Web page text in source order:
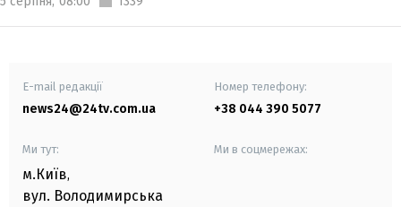
E-mail редакції
news24@24tv.com.ua
Номер телефону:
+38 044 390 5077
Ми тут:
м.Київ,
вул. Володимирська
Ми в соцмережах: